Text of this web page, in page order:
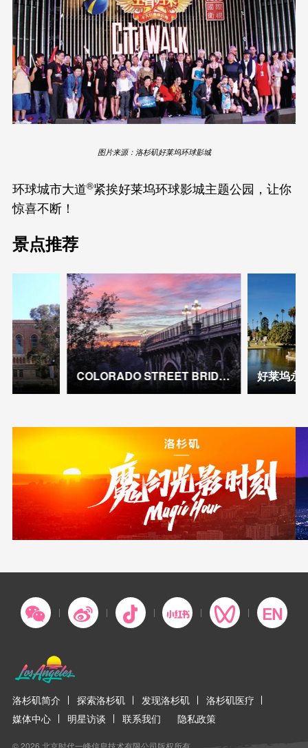
图片来源：洛杉矶好莱坞环球影城
环球城市大道®紧挨好莱坞环球影城主题公园，让你
惊喜不断！
景点推荐
COLORADO STREET BRIDGE 好莱坞永
洛杉矶简介 探索洛杉矶 发现洛杉矶
洛杉矶医疗
媒体中心
明星访谈 联系我们 隐私政策
© 2026 北京时代一峰信息技术有限公司版权所有